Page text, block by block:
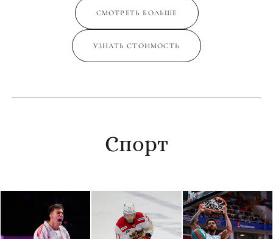
СМОТРЕТЬ БОЛЬШЕ
УЗНАТЬ СТОИМОСТЬ
Спорт